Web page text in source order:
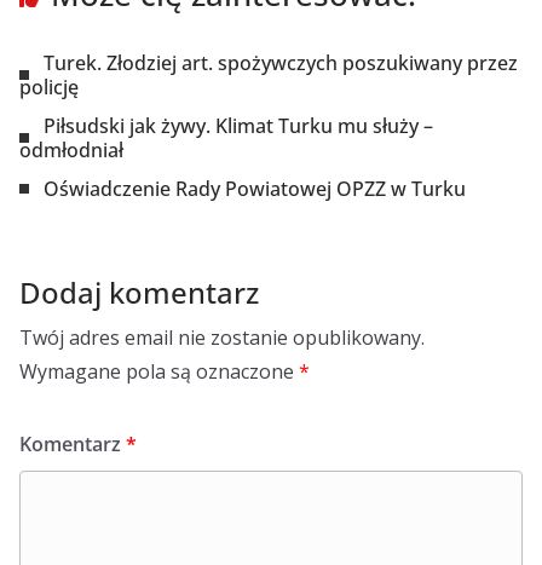
Turek. Złodziej art. spożywczych poszukiwany przez
policję
Piłsudski jak żywy. Klimat Turku mu służy –
odmłodniał
Oświadczenie Rady Powiatowej OPZZ w Turku
Dodaj komentarz
Twój adres email nie zostanie opublikowany.
Wymagane pola są oznaczone *
Komentarz *